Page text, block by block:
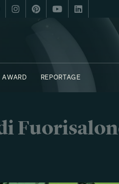
AWARD REPORTAGE